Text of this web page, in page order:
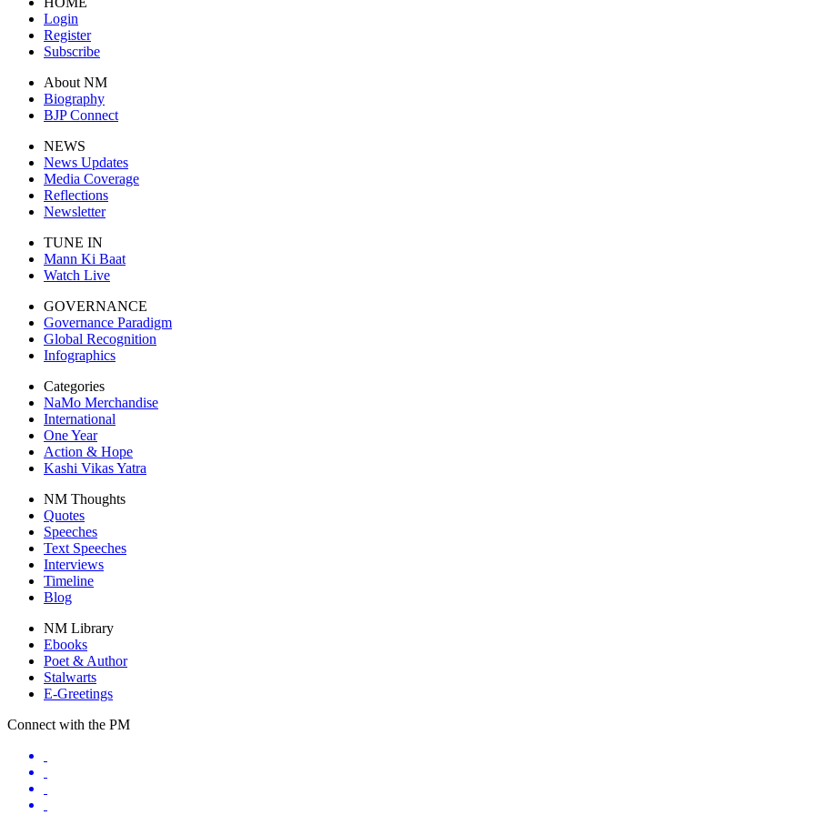
Login
Register
Subscribe
About NM
Biography
BJP Connect
NEWS
News Updates
Media Coverage
Reflections
Newsletter
TUNE IN
Mann Ki Baat
Watch Live
GOVERNANCE
Governance Paradigm
Global Recognition
Infographics
Categories
NaMo Merchandise
International
One Year
Action & Hope
Kashi Vikas Yatra
NM Thoughts
Quotes
Speeches
Text Speeches
Interviews
Timeline
Blog
NM Library
Ebooks
Poet & Author
Stalwarts
E-Greetings
Connect with the PM